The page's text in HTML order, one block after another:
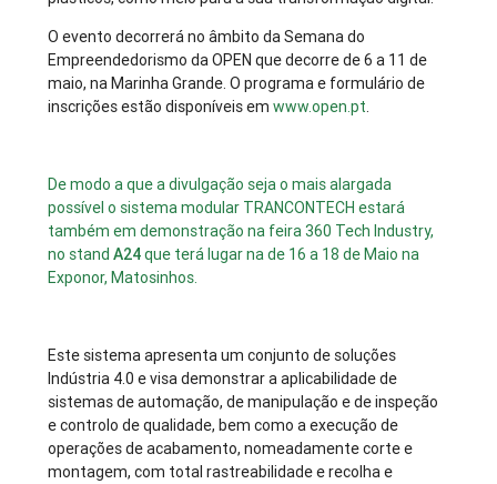
O evento decorrerá no âmbito da Semana do
Empreendedorismo da OPEN que decorre de 6 a 11 de
maio, na Marinha Grande. O programa e formulário de
inscrições estão disponíveis emwww.open.pt.
De modo a que a divulgação seja o mais alargada
possível o sistema modular TRANCONTECH estará
também em demonstração na feira 360 Tech Industry,
no standA24que terá lugar na de 16 a 18 de Maio na
Exponor, Matosinhos.
Este sistema apresenta um conjunto de soluções
Indústria 4.0 e visa demonstrar a aplicabilidade de
sistemas de automação, de manipulação e de inspeção
e controlo de qualidade, bem como a execução de
operações de acabamento, nomeadamente corte e
montagem, com total rastreabilidade e recolha e